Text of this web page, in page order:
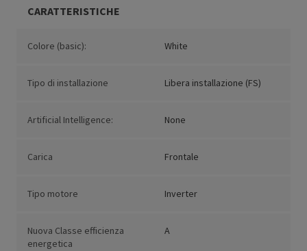
CARATTERISTICHE
Colore (basic): White
Tipo di installazione Libera installazione (FS)
Artificial Intelligence: None
Carica Frontale
Tipo motore Inverter
Nuova Classe efficienza
energetica
A